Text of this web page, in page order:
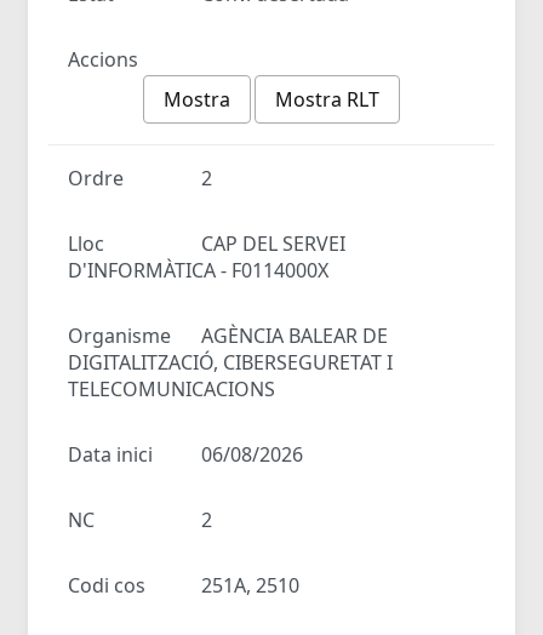
Accions
Mostra
Mostra RLT
Ordre 2
Lloc
CAP DEL SERVEI
D'INFORMÀTICA - F0114000X
Organisme
AGÈNCIA BALEAR DE
DIGITALITZACIÓ, CIBERSEGURETAT I
TELECOMUNICACIONS
Data inici 06/08/2026
NC 2
Codi cos 251A, 2510